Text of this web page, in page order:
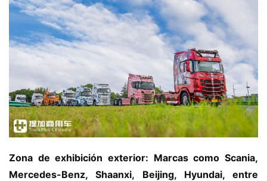
Zona de exhibición exterior: Marcas como Scania,
Mercedes-Benz, Shaanxi, Beijing, Hyundai, entre